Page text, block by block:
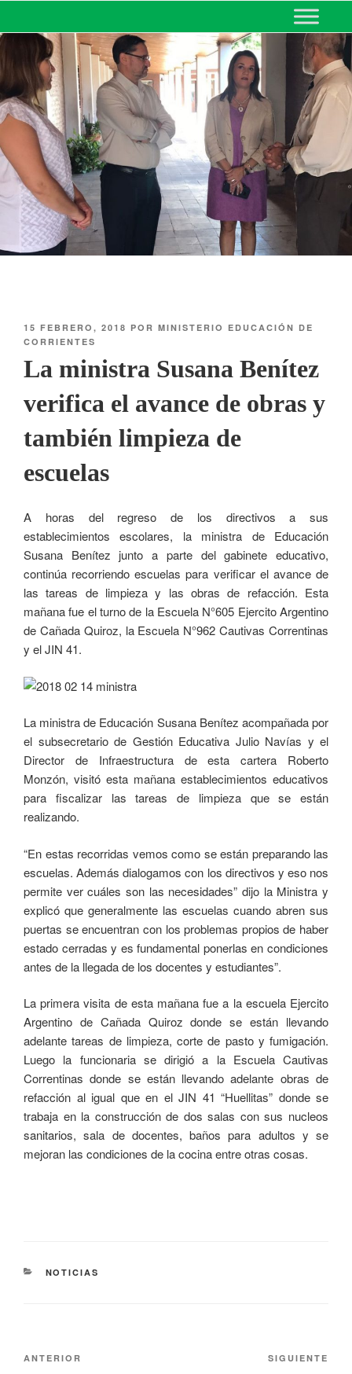
MINISTERIO DE EDUCACIÓN
DE CORRIENTES
15 FEBRERO, 2018 POR MINISTERIO EDUCACIÓN DE
CORRIENTES
La ministra Susana Benítez
verifica el avance de obras y
también limpieza de
escuelas
A horas del regreso de los directivos a sus
establecimientos escolares, la ministra de Educación
Susana Benítez junto a parte del gabinete educativo,
continúa recorriendo escuelas para verificar el avance de
las tareas de limpieza y las obras de refacción. Esta
mañana fue el turno de la Escuela N°605 Ejercito Argentino
de Cañada Quiroz, la Escuela N°962 Cautivas Correntinas
y el JIN 41.
La ministra de Educación Susana Benítez acompañada por
el subsecretario de Gestión Educativa Julio Navías y el
Director de Infraestructura de esta cartera Roberto
Monzón, visitó esta mañana establecimientos educativos
para fiscalizar las tareas de limpieza que se están
realizando.
“En estas recorridas vemos como se están preparando las
escuelas. Además dialogamos con los directivos y eso nos
permite ver cuáles son las necesidades” dijo la Ministra y
explicó que generalmente las escuelas cuando abren sus
puertas se encuentran con los problemas propios de haber
estado cerradas y es fundamental ponerlas en condiciones
antes de la llegada de los docentes y estudiantes”.
La primera visita de esta mañana fue a la escuela Ejercito
Argentino de Cañada Quiroz donde se están llevando
adelante tareas de limpieza, corte de pasto y fumigación.
Luego la funcionaria se dirigió a la Escuela Cautivas
Correntinas donde se están llevando adelante obras de
refacción al igual que en el JIN 41 “Huellitas” donde se
trabaja en la construcción de dos salas con sus nucleos
sanitarios, sala de docentes, baños para adultos y se
mejoran las condiciones de la cocina entre otras cosas.
NOTICIAS
ANTERIOR SIGUIENTE